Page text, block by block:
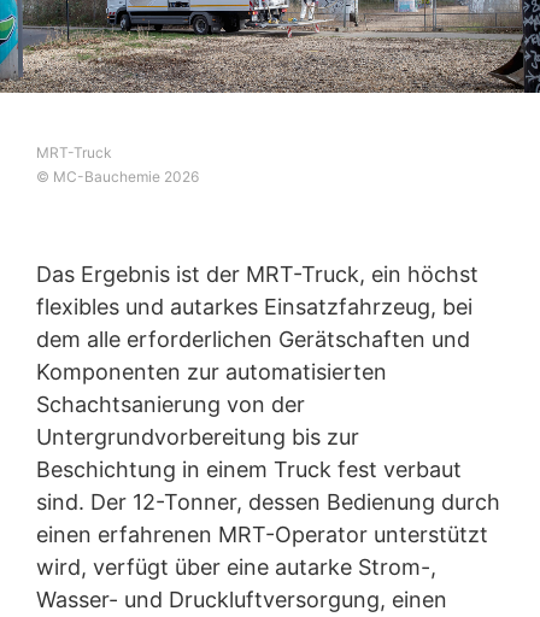
MRT-Truck
© MC-Bauchemie 2026
Das Ergebnis ist der MRT-Truck, ein höchst
flexibles und autarkes Einsatzfahrzeug, bei
dem alle erforderlichen Gerätschaften und
Komponenten zur automatisierten
Schachtsanierung von der
Untergrundvorbereitung bis zur
Beschichtung in einem Truck fest verbaut
sind. Der 12-Tonner, dessen Bedienung durch
einen erfahrenen MRT-Operator unterstützt
wird, verfügt über eine autarke Strom-,
Wasser- und Druckluftversorgung, einen